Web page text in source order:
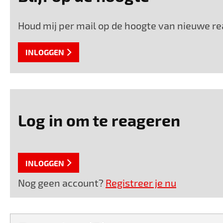
Houd mij per mail op de hoogte van nieuwe
INLOGGEN
Log in om te reageren
INLOGGEN
Nog geen account? Registreer je nu